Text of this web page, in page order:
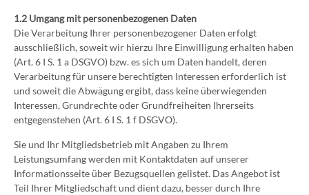
1.2 Umgang mit personenbezogenen Daten
Die Verarbeitung Ihrer personenbezogener Daten erfolgt
ausschließlich, soweit wir hierzu Ihre Einwilligung erhalten haben
(Art. 6 I S. 1 a DSGVO) bzw. es sich um Daten handelt, deren
Verarbeitung für unsere berechtigten Interessen erforderlich ist
und soweit die Abwägung ergibt, dass keine überwiegenden
Interessen, Grundrechte oder Grundfreiheiten Ihrerseits
entgegenstehen (Art. 6 I S. 1 f DSGVO).
Sie und Ihr Mitgliedsbetrieb mit Angaben zu Ihrem
Leistungsumfang werden mit Kontaktdaten auf unserer
Informationsseite über Bezugsquellen gelistet. Das Angebot ist
Teil Ihrer Mitgliedschaft und dient dazu, besser durch Ihre